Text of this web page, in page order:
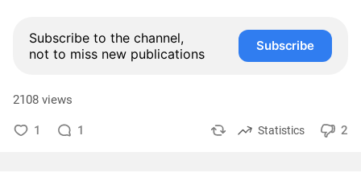
Subscribe to the channel,
not to miss new publications
Subscribe
2108 views
1 1 Statistics 2